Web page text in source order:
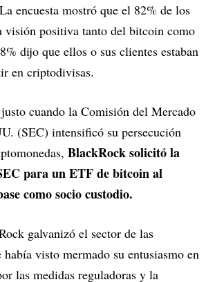
encuesta mostró que el 82% de los
visión positiva tanto del bitcoin como
dijo que ellos o sus clientes estaban
en criptodivisas.
cuando la Comisión del Mercado
(SEC) intensificó su persecución
BlackRock solicitó la
para un ETF de bitcoin al
como socio custodio.
galvanizó el sector de las
visto mermado su entusiasmo en
las medidas reguladoras y la